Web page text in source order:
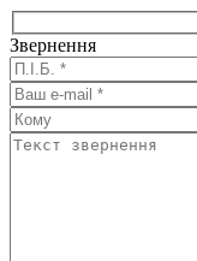
Звернення